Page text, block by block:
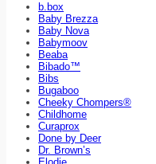
b.box
Baby Brezza
Baby Nova
Babymoov
Beaba
Bibado™
Bibs
Bugaboo
Cheeky Chompers®
Childhome
Curaprox
Done by Deer
Dr. Brown’s